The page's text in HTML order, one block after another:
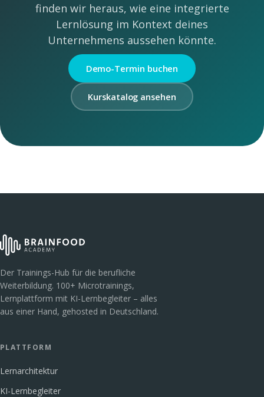
finden wir heraus, wie eine integrierte
Lernlösung im Kontext deines
Unternehmens aussehen könnte.
Demo-Termin buchen
Kurskatalog ansehen
Der Trainings-Hub für die berufliche
Weiterbildung. 100+ Microtrainings,
Lernplattform mit KI-Lernbegleiter – alles
aus einer Hand, gehosted in Deutschland.
PLATTFORM
Lernarchitektur
KI-Lernbegleiter